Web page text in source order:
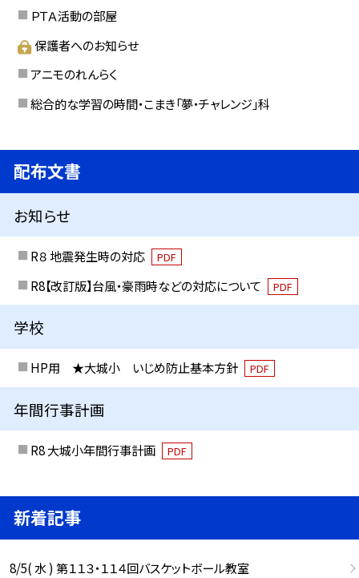
ＰＴＡ活動の部屋
保護者へのお知らせ
アニモのれんらく
総合的な学習の時間・こまき「夢・チャレンジ」科
配布文書
お知らせ
R８ 地震発生時の対応 PDF
R8【改訂版】台風・豪雨時などの対応について PDF
学校
HP用 ★大城小 いじめ防止基本方針 PDF
年間行事計画
R8 大城小年間行事計画 PDF
新着記事
8/5( 水 ) 第１１３・１１４回バスケットボール教室